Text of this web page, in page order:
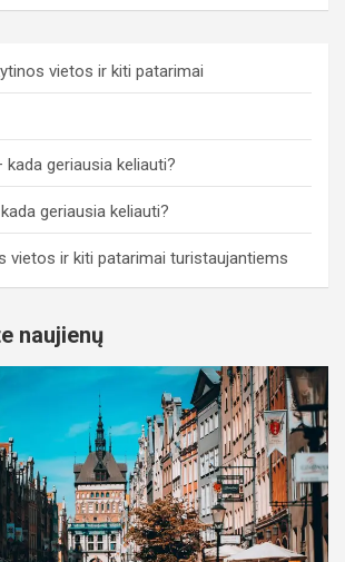
vietos ir kiti patarimai
kada geriausia keliauti?
geriausia keliauti?
vietos ir kiti patarimai turistaujantiems
naujienų